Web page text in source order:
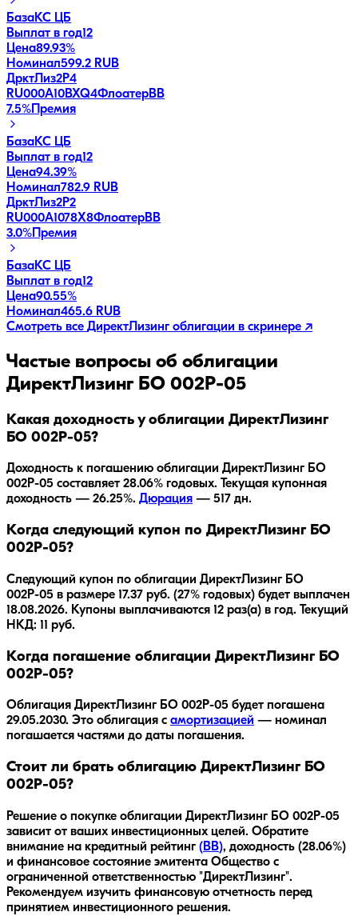
БазаКС ЦБ
Выплат в год12
Цена89.93%
Номинал599.2 RUB
ДрктЛиз2Р4
RU000A10BXQ4ФлоатерBB
7.5% Премия
БазаКС ЦБ
Выплат в год12
Цена94.39%
Номинал782.9 RUB
ДрктЛиз2Р2
RU000A1078X8ФлоатерBB
3.0% Премия
БазаКС ЦБ
Выплат в год12
Цена90.55%
Номинал465.6 RUB
Смотреть все ДиректЛизинг облигации в скринере ↗
Частые вопросы об облигации
ДиректЛизинг БО 002Р-05
Какая доходность у облигации ДиректЛизинг
БО 002Р-05?
Доходность к погашению облигации ДиректЛизинг БО
002Р-05 составляет 28.06% годовых. Текущая купонная
доходность — 26.25%. Дюрация — 517 дн.
Когда следующий купон по ДиректЛизинг БО
002Р-05?
Следующий купон по облигации ДиректЛизинг БО
002Р-05 в размере 17.37 руб. (27% годовых) будет выплачен
18.08.2026. Купоны выплачиваются 12 раз(а) в год. Текущий
НКД: 11 руб.
Когда погашение облигации ДиректЛизинг БО
002Р-05?
Облигация ДиректЛизинг БО 002Р-05 будет погашена
29.05.2030. Это облигация с амортизацией — номинал
погашается частями до даты погашения.
Стоит ли брать облигацию ДиректЛизинг БО
002Р-05?
Решение о покупке облигации ДиректЛизинг БО 002Р-05
зависит от ваших инвестиционных целей. Обратите
внимание на кредитный рейтинг ( BB), доходность (28.06%)
и финансовое состояние эмитента Общество с
ограниченной ответственностью "ДиректЛизинг".
Рекомендуем изучить финансовую отчетность перед
принятием инвестиционного решения.